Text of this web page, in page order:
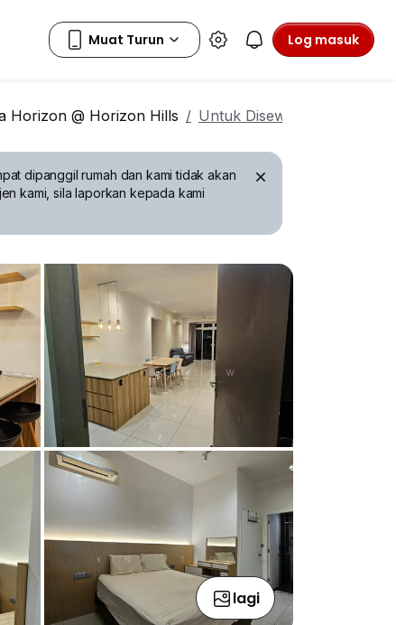
Log masuk
Horizon @ Horizon Hills Untuk Disewa
dipanggil rumah dan kami tidak akan
kami, sila laporkan kepada kami
lagi